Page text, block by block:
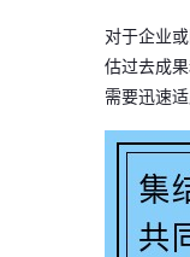
对于企业
估过去成
需要迅速